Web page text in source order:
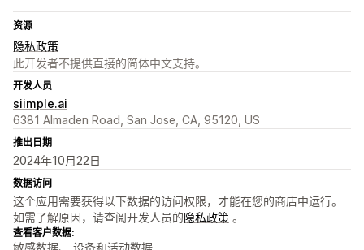
资源
隐私政策
此开发者不提供直接的简体中文支持。
开发人员
siimple.ai
6381 Almaden Road, San Jose, CA, 95120, US
推出日期
2024年10月22日
数据访问
这个应用需要获得以下数据的访问权限，才能在您的商店中运行。
如需了解原因，请查阅开发人员的隐私政策 。
查看客户数据: